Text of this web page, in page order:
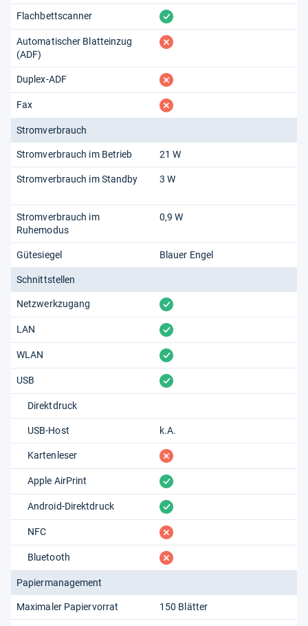
Flachbettscanner vorhanden
Automatischer Blatteinzug
(ADF)
fehlt
Duplex-ADF fehlt
Fax fehlt
Stromverbrauch
Stromverbrauch im Betrieb 21 W
Stromverbrauch im Standby 3 W
Stromverbrauch im
Ruhemodus
0,9 W
Gütesiegel Blauer Engel
Schnittstellen
Netzwerkzugang vorhanden
LAN vorhanden
WLAN vorhanden
USB vorhanden
Direktdruck
USB-Host k.A.
Kartenleser fehlt
Apple AirPrint vorhanden
Android-Direktdruck vorhanden
NFC fehlt
Bluetooth fehlt
Papiermanagement
Maximaler Papiervorrat 150 Blätter